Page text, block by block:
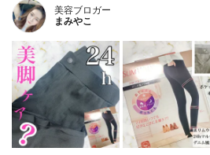
美容ブロガー
まみやこ